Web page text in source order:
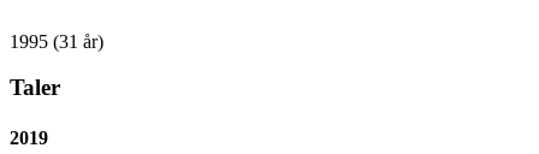
1995 (31 år)
Taler
2019